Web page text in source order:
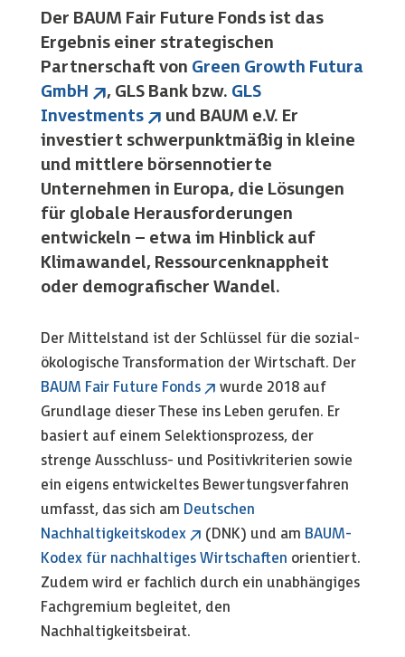
Der BAUM Fair Future Fonds ist das
Ergebnis einer strategischen
Partnerschaft von Green Growth Futura
GmbH
, GLS Bank bzw. GLS
Investments
und BAUM e.V. Er
investiert schwerpunktmäßig in kleine
und mittlere börsennotierte
Unternehmen in Europa, die Lösungen
für globale Herausforderungen
entwickeln – etwa im Hinblick auf
Klimawandel, Ressourcenknappheit
oder demografischer Wandel.
Der Mittelstand ist der Schlüssel für die sozial-
ökologische Transformation der Wirtschaft. Der
BAUM Fair Future Fonds
wurde 2018 auf
Grundlage dieser These ins Leben gerufen. Er
basiert auf einem Selektionsprozess, der
strenge Ausschluss- und Positivkriterien sowie
ein eigens entwickeltes Bewertungsverfahren
umfasst, das sich am Deutschen
Nachhaltigkeitskodex
(DNK) und am BAUM-
Kodex für nachhaltiges Wirtschaften orientiert.
Zudem wird er fachlich durch ein unabhängiges
Fachgremium begleitet, den
Nachhaltigkeitsbeirat.